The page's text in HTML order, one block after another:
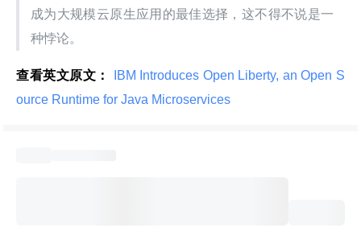
成为大规模云原生应用的最佳选择，这不得不说是一
种悖论。
查看英文原文：
IBM Introduces Open Liberty, an Open S
ource Runtime for Java Microservices